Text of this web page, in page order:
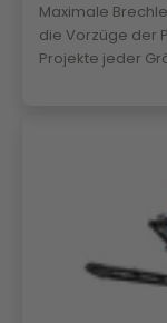
Maximale
die Vorzüge der
Projekte jeder